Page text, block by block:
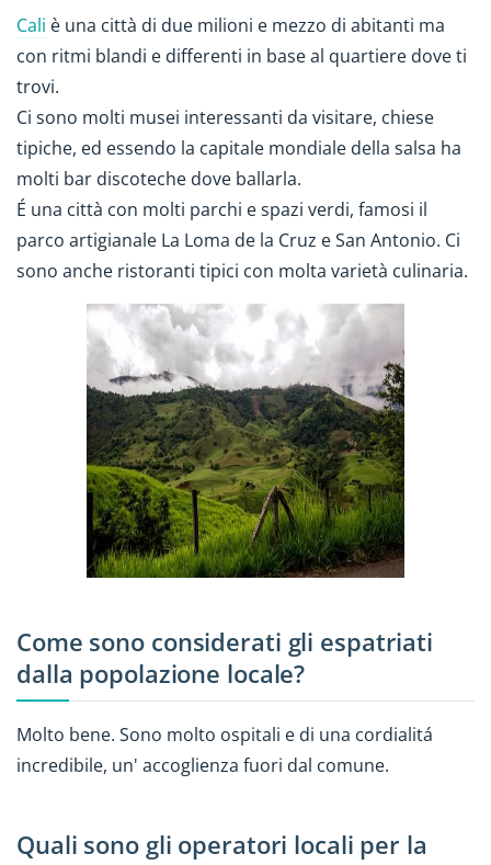
Cali è una città di due milioni e mezzo di abitanti ma
con ritmi blandi e differenti in base al quartiere dove ti
trovi.
Ci sono molti musei interessanti da visitare, chiese
tipiche, ed essendo la capitale mondiale della salsa ha
molti bar discoteche dove ballarla.
É una città con molti parchi e spazi verdi, famosi il
parco artigianale La Loma de la Cruz e San Antonio. Ci
sono anche ristoranti tipici con molta varietà culinaria.
Come sono considerati gli espatriati
dalla popolazione locale?
Molto bene. Sono molto ospitali e di una cordialitá
incredibile, un' accoglienza fuori dal comune.
Quali sono gli operatori locali per la